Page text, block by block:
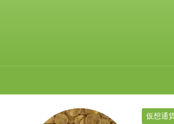
仮想通